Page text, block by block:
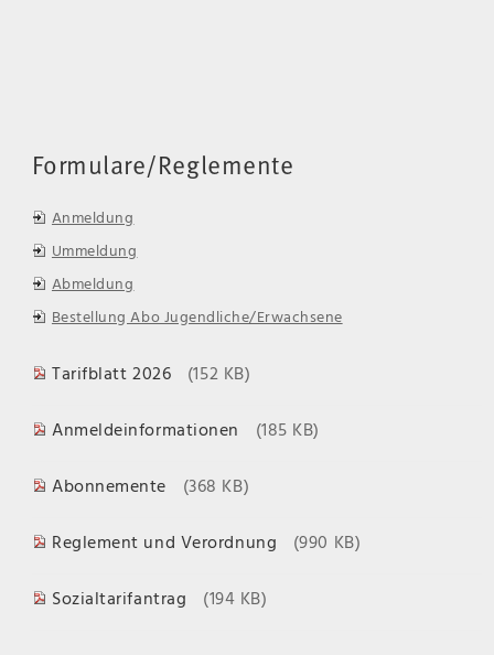
Formulare/Reglemente
Anmeldung
Ummeldung
Abmeldung
Bestellung Abo Jugendliche/Erwachsene
Tarifblatt 2026 (152 KB)
Anmeldeinformationen (185 KB)
Abonnemente (368 KB)
Reglement und Verordnung (990 KB)
Sozialtarifantrag (194 KB)